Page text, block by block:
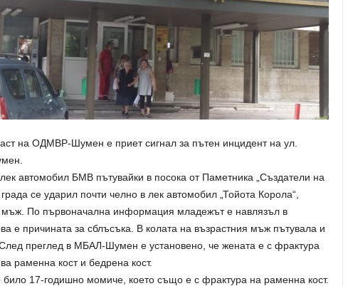
на ОДМВР-Шумен е приет сигнал за пътен инцидент на ул.
автомобил БМВ пътувайки в посока от Паметника „Създатели на
се ударил почти челно в лек автомобил „Тойота Корола“,
мъж. По първоначална информация младежът е навлязъл в
е причината за сблъсъка. В колата на възрастния мъж пътувала и
преглед в МБАЛ-Шумен е установено, че жената е с фрактура
раменна кост и бедрена кост.
17-годишно момиче, което също е с фрактура на раменна кост.